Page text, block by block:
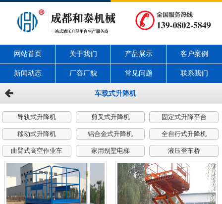
网站首页 关于我们 产品展示 客户案例
新闻动态 厂容厂貌 常见问题 联系我们
车载式升降机
导轨式升降机 剪叉式升降机 固定式升降平台
移动式升降机 铝合金式升降机 全自行式升降机
曲臂式高空作业车 家用别墅电梯 液压登车桥